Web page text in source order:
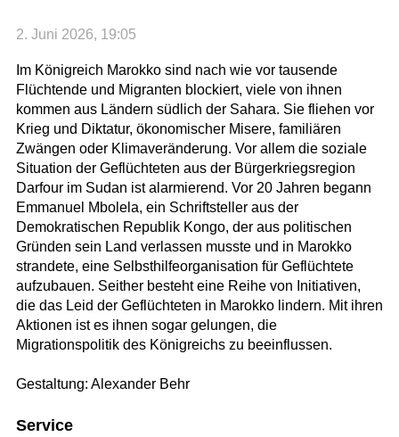
2. Juni 2026, 19:05
Im Königreich Marokko sind nach wie vor tausende
Flüchtende und Migranten blockiert, viele von ihnen
kommen aus Ländern südlich der Sahara. Sie fliehen vor
Krieg und Diktatur, ökonomischer Misere, familiären
Zwängen oder Klimaveränderung. Vor allem die soziale
Situation der Geflüchteten aus der Bürgerkriegsregion
Darfour im Sudan ist alarmierend. Vor 20 Jahren begann
Emmanuel Mbolela, ein Schriftsteller aus der
Demokratischen Republik Kongo, der aus politischen
Gründen sein Land verlassen musste und in Marokko
strandete, eine Selbsthilfeorganisation für Geflüchtete
aufzubauen. Seither besteht eine Reihe von Initiativen,
die das Leid der Geflüchteten in Marokko lindern. Mit ihren
Aktionen ist es ihnen sogar gelungen, die
Migrationspolitik des Königreichs zu beeinflussen.
Gestaltung: Alexander Behr
Service